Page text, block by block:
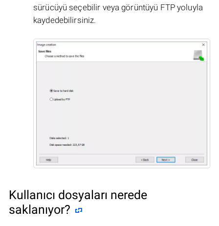
sürücüyü seçebilir veya görüntüyü FTP yoluyla
kaydedebilirsiniz.
Kullanıcı dosyaları nerede
saklanıyor?